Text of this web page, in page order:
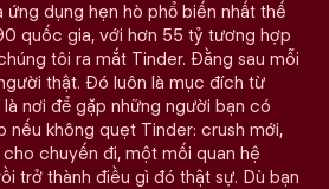
dụng hẹn hò phổ biến nhất thế
quốc gia, với hơn 55 tỷ tương hợp
tôi ra mắt Tinder. Đằng sau mỗi
thật. Đó luôn là mục đích từ
nơi để gặp những người bạn có
nếu không quẹt Tinder: crush mới,
chuyến đi, một mối quan hệ
trở thành điều gì đó thật sự. Dù bạn